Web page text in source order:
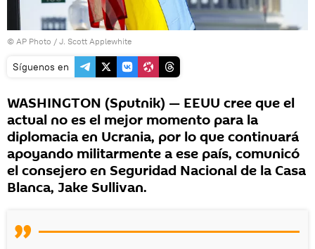
© AP Photo / J. Scott Applewhite
Síguenos en
WASHINGTON (Sputnik) — EEUU cree que el
actual no es el mejor momento para la
diplomacia en Ucrania, por lo que continuará
apoyando militarmente a ese país, comunicó
el consejero en Seguridad Nacional de la Casa
Blanca, Jake Sullivan.